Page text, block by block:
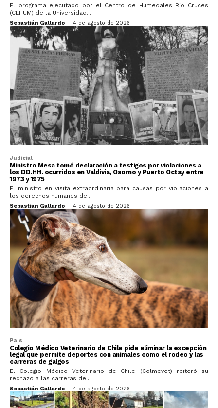
El programa ejecutado por el Centro de Humedales Río Cruces
(CEHUM) de la Universidad...
Sebastián Gallardo - 4 de agosto de 2026
Judicial
Ministro Mesa tomó declaración a testigos por violaciones a
los DD.HH. ocurridos en Valdivia, Osorno y Puerto Octay entre
1973 y 1975
El ministro en visita extraordinaria para causas por violaciones a
los derechos humanos de...
Sebastián Gallardo - 4 de agosto de 2026
País
Colegio Médico Veterinario de Chile pide eliminar la excepción
legal que permite deportes con animales como el rodeo y las
carreras de galgos
El Colegio Médico Veterinario de Chile (Colmevet) reiteró su
rechazo a las carreras de...
Sebastián Gallardo - 4 de agosto de 2026